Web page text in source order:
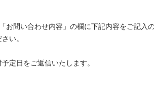
お問い合わせ内容」の欄に下記内容をご記入
い。
定日をご返信いたします。